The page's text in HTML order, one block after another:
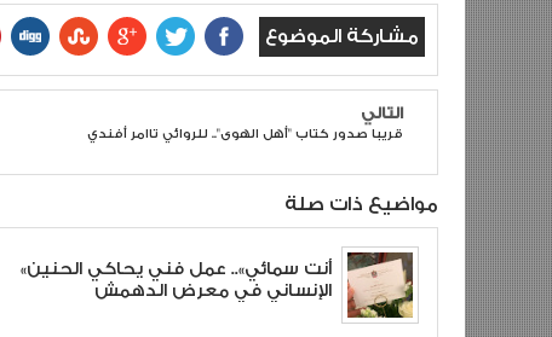
مشاركة الموضوع
التالي
قريبا صدور كتاب "أهل الهوى".. للروائي تاامر أفندي
مواضيع ذات صلة
«أنت سمائي».. عمل فني يحاكي الحنين
الإنساني في معرض الدهمش